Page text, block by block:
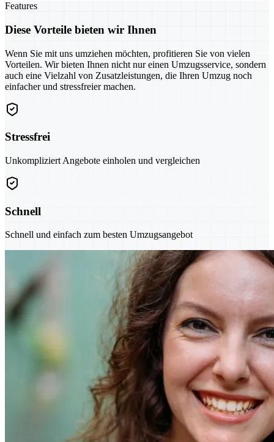
Features
Diese Vorteile bieten wir Ihnen
Wenn Sie mit uns umziehen möchten, profitieren Sie von vielen
Vorteilen. Wir bieten Ihnen nicht nur einen Umzugsservice, sondern
auch eine Vielzahl von Zusatzleistungen, die Ihren Umzug noch
einfacher und stressfreier machen.
Stressfrei
Unkompliziert Angebote einholen und vergleichen
Schnell
Schnell und einfach zum besten Umzugsangebot